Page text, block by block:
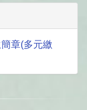
章(多元繳